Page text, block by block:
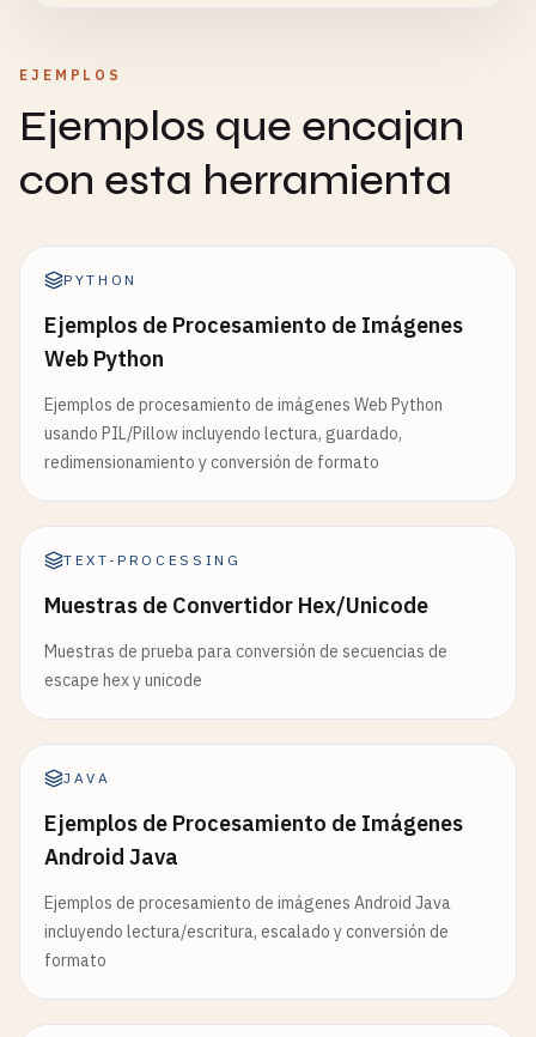
EJEMPLOS
Ejemplos que encajan
con esta herramienta
PYTHON
Ejemplos de Procesamiento de Imágenes
Web Python
Ejemplos de procesamiento de imágenes Web Python
usando PIL/Pillow incluyendo lectura, guardado,
redimensionamiento y conversión de formato
TEXT-PROCESSING
Muestras de Convertidor Hex/Unicode
Muestras de prueba para conversión de secuencias de
escape hex y unicode
JAVA
Ejemplos de Procesamiento de Imágenes
Android Java
Ejemplos de procesamiento de imágenes Android Java
incluyendo lectura/escritura, escalado y conversión de
formato